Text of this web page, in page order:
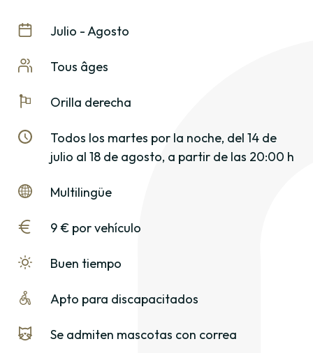
Julio - Agosto
Tous âges
Orilla derecha
Todos los martes por la noche, del 14 de
julio al 18 de agosto, a partir de las 20:00 h
Multilingüe
9 € por vehículo
Buen tiempo
Apto para discapacitados
Se admiten mascotas con correa